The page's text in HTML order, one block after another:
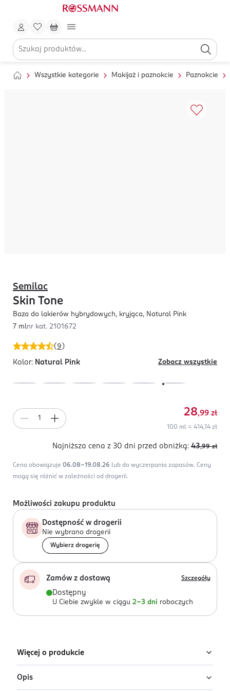
Wszystkie kategorie Makijaż i paznokcie Paznokcie
(9 )
Semilac
Skin Tone
Baza do lakierów hybrydowych, kryjąca, Natural Pink
7 mlnr kat. 2101672
Kolor: Natural Pink Zobacz wszystkie
28,99 zł
100 ml = 414,14 zł
Najniższa cena z 30 dni przed obniżką: 43,99 zł
Cena obowiązuje 06.08-19.08.26 lub do wyczerpania zapasów. Ceny
mogą się różnić w zależności od drogerii.
Możliwości zakupu produktu
Dostępność w drogerii
Nie wybrano drogerii
Wybierz drogerię
Zamów z dostawą Szczegóły
Dostępny
U Ciebie zwykle w ciągu 2-3 dni roboczych
Więcej o produkcie
Opis